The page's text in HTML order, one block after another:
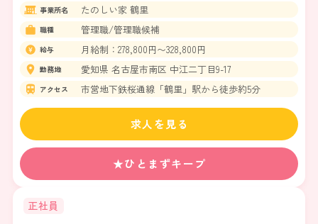
事業所名 たのしい家 鶴里
職種 管理職/管理職候補
給与 月給制：278,800円〜328,800円
勤務地 愛知県 名古屋市南区 中江二丁目9-17
アクセス 市営地下鉄桜通線「鶴里」駅から徒歩約5分
★ひとまずキープ
求人を見る
正社員